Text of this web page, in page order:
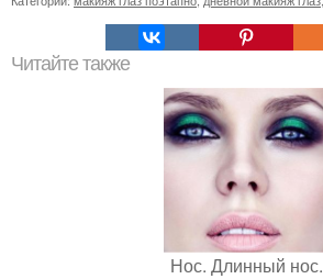
Читайте также
Нос. Длинный нос.